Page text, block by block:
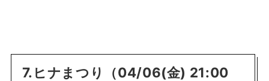
7.ヒナまつり（04/06(金) 21:00